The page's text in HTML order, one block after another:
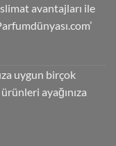
avantajları ile
uygun birçok
ayağınıza